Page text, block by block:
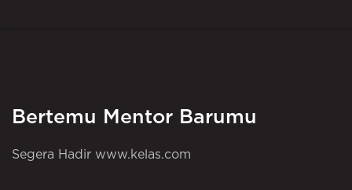
Bertemu Mentor Barumu
Segera Hadir www.kelas.com